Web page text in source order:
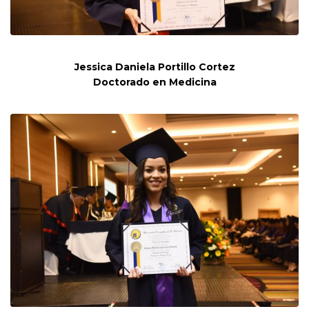
Jessica Daniela Portillo Cortez
Doctorado en Medicina